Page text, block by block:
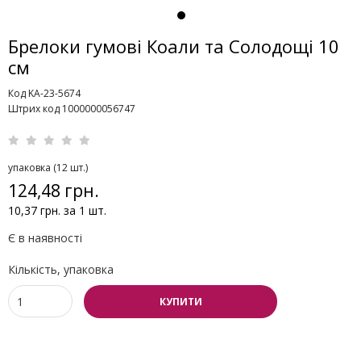
Брелоки гумові Коали та Солодощі 10
см
Код KA-23-5674
Штрих код 1000000056747
упаковка (12 шт.)
124,48 грн.
10,37 грн. за 1 шт.
Є в наявності
Кількість, упаковка
КУПИТИ